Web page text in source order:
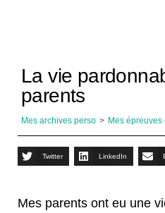
La vie
parents
Mes archives perso > Mes
Twitter LinkedIn
Mes parents ont eu une